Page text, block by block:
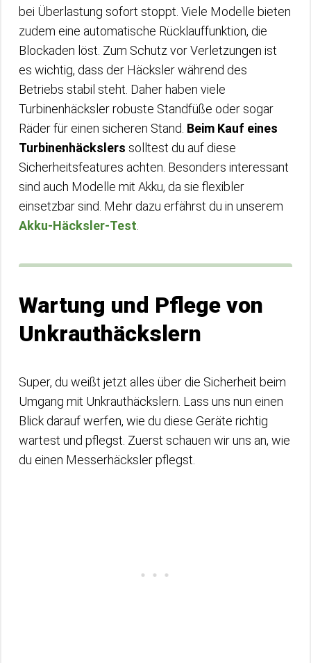
bei Überlastung sofort stoppt. Viele Modelle bieten
zudem eine automatische Rücklauffunktion, die
Blockaden löst. Zum Schutz vor Verletzungen ist
es wichtig, dass der Häcksler während des
Betriebs stabil steht. Daher haben viele
Turbinenhäcksler robuste Standfüße oder sogar
Räder für einen sicheren Stand. Beim Kauf eines
Turbinenhäckslers solltest du auf diese
Sicherheitsfeatures achten. Besonders interessant
sind auch Modelle mit Akku, da sie flexibler
einsetzbar sind. Mehr dazu erfährst du in unserem
Akku-Häcksler-Test
Wartung und Pflege von
Unkrauthäckslern
Super, du weißt jetzt alles über die Sicherheit beim
Umgang mit Unkrauthäckslern. Lass uns nun einen
Blick darauf werfen, wie du diese Geräte richtig
wartest und pflegst. Zuerst schauen wir uns an, wie
du einen Messerhäcksler pflegst.